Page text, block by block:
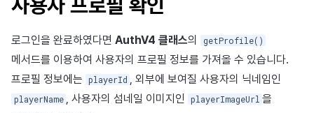
사용자 프로필 확인
로그인을 완료하였다면 AuthV4 클래스의 getProfile()
메서드를 이용하여 사용자의 프로필 정보를 가져올 수 있습니다.
프로필 정보에는
playerId , 외부에 보여질 사용자의 닉네임인
playerName , 사용자의 섬네일 이미지인 playerImageUrl 을